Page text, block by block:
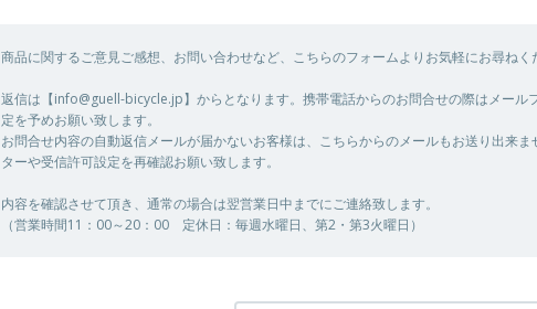
商品に関するご意見ご感想、お問い合わせなど、こちらのフォームよりお気軽にお尋ねく
返信は【info@guell-bicycle.jp】からとなります。携帯電話からのお問合せの際はメール
定を予めお願い致します。
お問合せ内容の自動返信メールが届かないお客様は、こちらからのメールもお送り出来
ターや受信許可設定を再確認お願い致します。
内容を確認させて頂き、通常の場合は翌営業日中までにご連絡致します。
（営業時間11：00～20：00 定休日：毎週水曜日、第2・第3火曜日）